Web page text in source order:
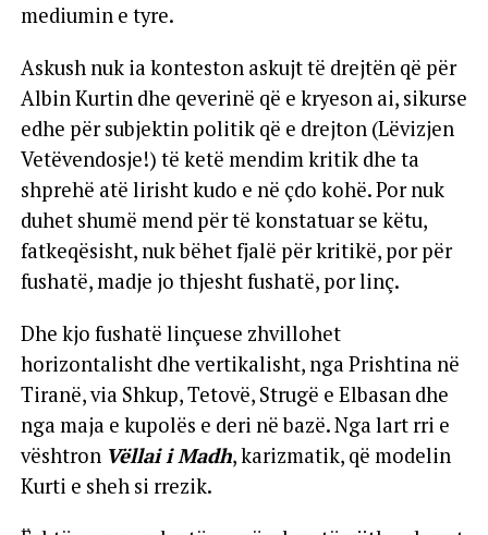
mediumin e tyre.
Askush nuk ia konteston askujt të drejtën që për
Albin Kurtin dhe qeverinë që e kryeson ai, sikurse
edhe për subjektin politik që e drejton (Lëvizjen
Vetëvendosje!) të ketë mendim kritik dhe ta
shprehë atë lirisht kudo e në çdo kohë. Por nuk
duhet shumë mend për të konstatuar se këtu,
fatkeqësisht, nuk bëhet fjalë për kritikë, por për
fushatë, madje jo thjesht fushatë, por linç.
Dhe kjo fushatë linçuese zhvillohet
horizontalisht dhe vertikalisht, nga Prishtina në
Tiranë, via Shkup, Tetovë, Strugë e Elbasan dhe
nga maja e kupolës e deri në bazë. Nga lart rri e
vështron Vëllai i Madh, karizmatik, që modelin
Kurti e sheh si rrezik.